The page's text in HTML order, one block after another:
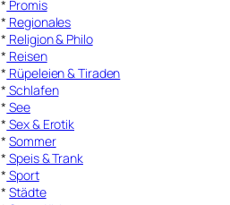
* Promis
* Regionales
* Religion & Philo
* Reisen
* Rüpeleien & Tiraden
* Schlafen
* See
* Sex & Erotik
*Sommer
* Speis & Trank
* Sport
*Städte